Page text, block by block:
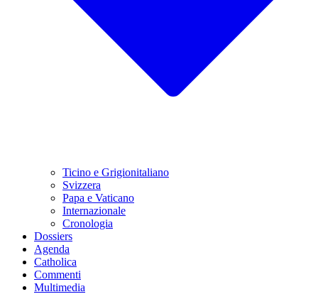
Ticino e Grigionitaliano
Svizzera
Papa e Vaticano
Internazionale
Cronologia
Dossiers
Agenda
Catholica
Commenti
Multimedia